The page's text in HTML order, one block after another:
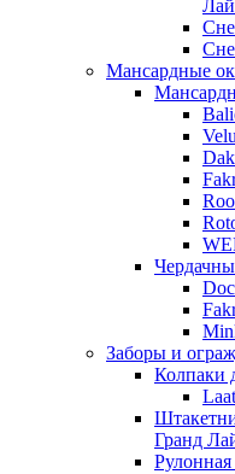
Мансардные
Заборы и
Колпаки
Гранд